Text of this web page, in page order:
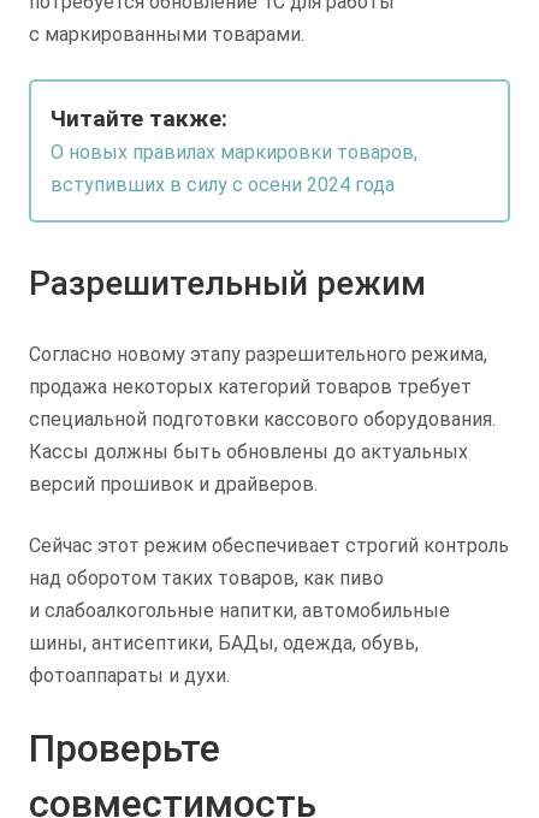
с маркированными товарами.
Читайте также:
О новых правилах маркировки товаров,
вступивших в силу с осени 2024 года
Разрешительный режим
Согласно новому этапу разрешительного режима,
продажа некоторых категорий товаров требует
специальной подготовки кассового оборудования.
Кассы должны быть обновлены до актуальных
версий прошивок и драйверов.
Сейчас этот режим обеспечивает строгий контроль
над оборотом таких товаров, как пиво
и слабоалкогольные напитки, автомобильные
шины, антисептики, БАДы, одежда, обувь,
фотоаппараты и духи.
Проверьте
совместимость